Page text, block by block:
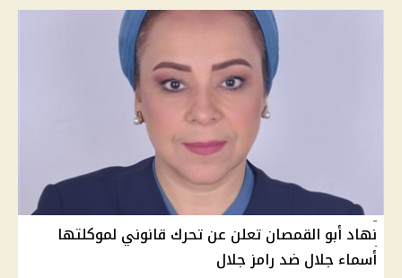
نهاد أبو القمصان تعلن عن تحرك قانوني لموكلتها
أسماء جلال ضد رامز جلال